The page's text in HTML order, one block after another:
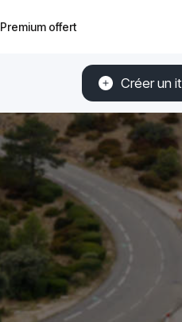
Premium offert
Créer un